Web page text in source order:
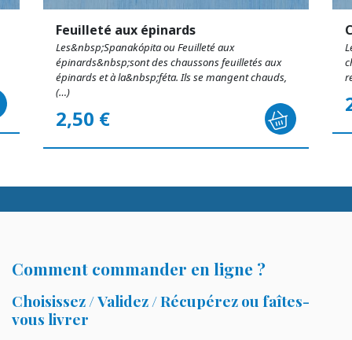
Feuilleté aux épinards
Les&nbsp;Spanakópita ou Feuilleté aux
épinards&nbsp;sont des chaussons feuilletés aux
épinards et à la&nbsp;féta. Ils se mangent chauds,
(…)
2,50 €
Comment commander en ligne ?
Choisissez / Validez / Récupérez ou faîtes-
vous livrer